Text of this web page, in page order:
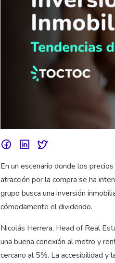
En un escenario donde los
atracción por la compra se ha
grupo busca una inversión
cómodamente el dividendo.
Nicolás Herrera, Head of Real
una buena conexión al metro y
cercano al 5%. La accesibilidad y